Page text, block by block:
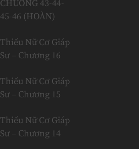
CHƯƠNG 43-44-
45-46 (HOÀN)
Thiếu Nữ Cơ Giáp
Sư – Chương 16
Thiếu Nữ Cơ Giáp
Sư – Chương 15
Thiếu Nữ Cơ Giáp
Sư – Chương 14